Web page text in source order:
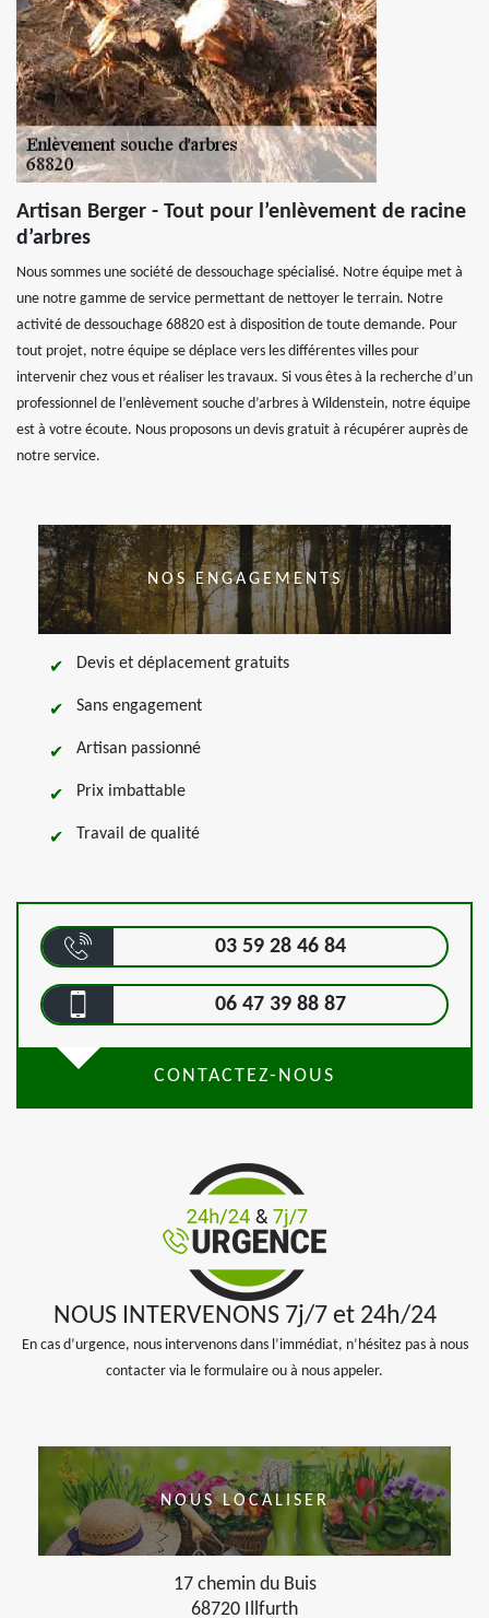
Artisan Berger - Tout pour l’enlèvement de racine
d’arbres
Nous sommes une société de dessouchage spécialisé. Notre équipe met à
une notre gamme de service permettant de nettoyer le terrain. Notre
activité de dessouchage 68820 est à disposition de toute demande. Pour
tout projet, notre équipe se déplace vers les différentes villes pour
intervenir chez vous et réaliser les travaux. Si vous êtes à la recherche d’un
professionnel de l’enlèvement souche d’arbres à Wildenstein, notre équipe
est à votre écoute. Nous proposons un devis gratuit à récupérer auprès de
notre service.
NOS ENGAGEMENTS
Devis et déplacement gratuits
Sans engagement
Artisan passionné
Prix imbattable
Travail de qualité
03 59 28 46 84
06 47 39 88 87
CONTACTEZ-NOUS
NOUS INTERVENONS 7j/7 et 24h/24
En cas d’urgence, nous intervenons dans l’immédiat, n’hésitez pas à nous
contacter via le formulaire ou à nous appeler.
NOUS LOCALISER
17 chemin du Buis
68720 Illfurth